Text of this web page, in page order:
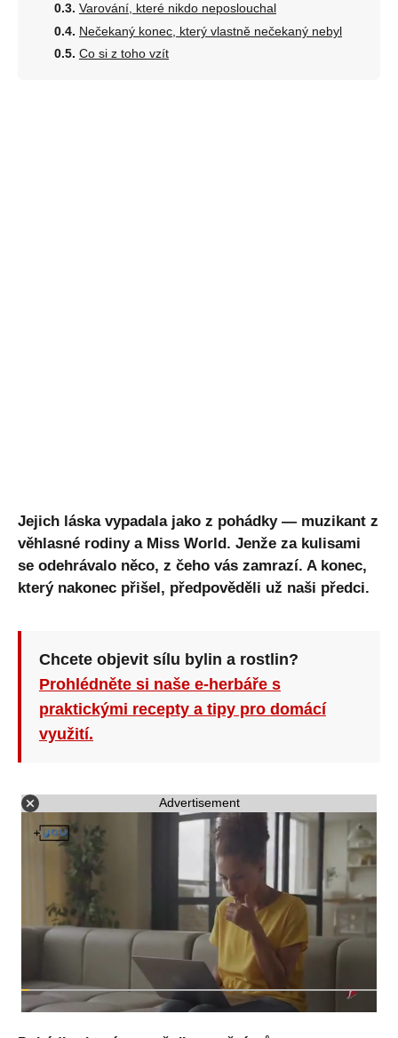
Varování, které nikdo neposlouchal
Nečekaný konec, který vlastně nečekaný nebyl
Co si z toho vzít
Jejich láska vypadala jako z pohádky — muzikant z
věhlasné rodiny a Miss World. Jenže za kulisami
se odehrávalo něco, z čeho vás zamrazí. A konec,
který nakonec přišel, předpověděli už naši předci.
Chcete objevit sílu bylin a rostlin?
Prohlédněte si naše e-herbáře s
praktickými recepty a tipy pro domácí
využití.
Advertisement